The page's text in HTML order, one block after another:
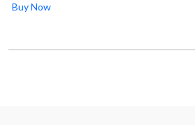
Buy Now